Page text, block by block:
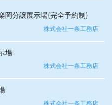
岡分譲展示場(完全予約制)
株式会社一条工務店
場
株式会社一条工務店
株式会社一条工務店